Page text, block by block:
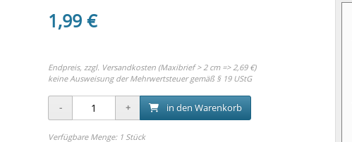
1,99 €
Endpreis, zzgl. Versandkosten (Maxibrief > 2 cm => 2,69 €)
keine Ausweisung der Mehrwertsteuer gemäß § 19 UStG
in den Warenkorb
Verfügbare Menge: 1 Stück